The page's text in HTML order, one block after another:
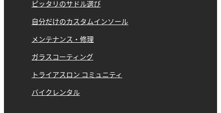
ピッタリのサドル選び
自分だけのカスタムインソール
メンテナンス・修理
ガラスコーティング
トライアスロン コミュニティ
バイクレンタル